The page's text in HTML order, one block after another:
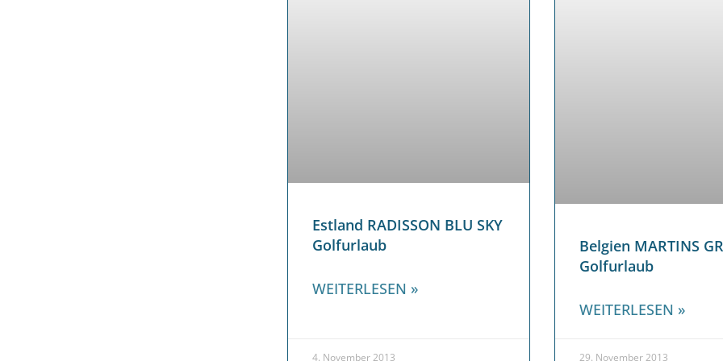
Estland RADISSON BLU SKY
Golfurlaub
WEITERLESEN »
4. November 2013
Belgien MARTINS
Golfurlaub
WEITERLESEN »
29. November 2013